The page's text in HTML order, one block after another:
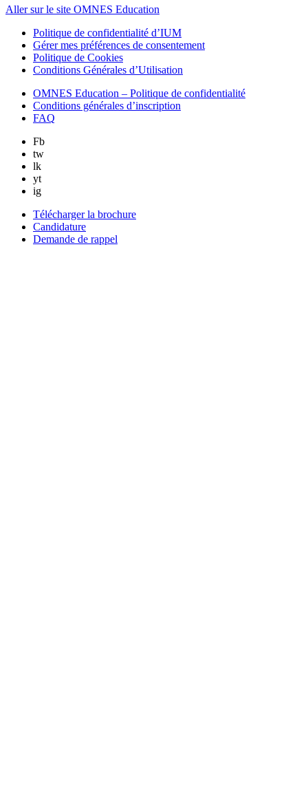
Aller sur le site OMNES Education
Politique de confidentialité d’IUM
Gérer mes préférences de consentement
Politique de Cookies
Conditions Générales d’Utilisation
OMNES Education – Politique de confidentialité
Conditions générales d’inscription
FAQ
Fb
tw
lk
yt
ig
Télécharger la brochure
Candidature
Demande de rappel